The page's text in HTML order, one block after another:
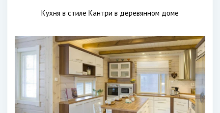
Кухня в стиле Кантри в деревянном доме